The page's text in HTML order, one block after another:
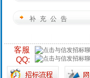
补充公告
客服
QQ: